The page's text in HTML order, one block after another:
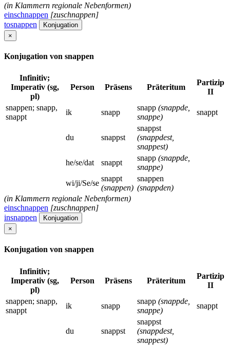
(in Klammern regionale Nebenformen)
einschnappen [zuschnappen]
tosnappen
Konjugation
×
Konjugation von snappen
Infinitiv;
Imperativ (sg,
pl)
Person Präsens Präteritum
Partizip
II
snappen; snapp,
snappt
ik snapp
snapp (snappde,
snappe)
snappt
du snappst
snappst
(snappdest,
snappest)
he/se/dat
snappt
snapp (snappde,
snappe)
wi/ji/Se/se
snappt
(snappen)
snappen
(snappden)
(in Klammern regionale Nebenformen)
einschnappen [zuschnappen]
insnappen
Konjugation
×
Konjugation von snappen
Infinitiv;
Imperativ (sg,
pl)
Person Präsens Präteritum
Partizip
II
snappen; snapp,
snappt
ik snapp
snapp (snappde,
snappe)
snappt
du snappst
snappst
(snappdest,
snappest)